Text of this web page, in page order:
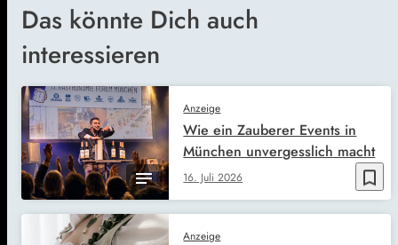
Das könnte Dich auch
interessieren
bookmark_border
Anzeige
16. Juli 2026
Wie ein Zauberer Events in
München unvergesslich macht
Anzeige